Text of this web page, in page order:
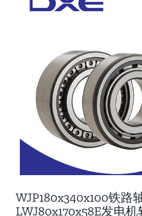
WJP180x340x100铁路
LWJ80x170x58E发电机